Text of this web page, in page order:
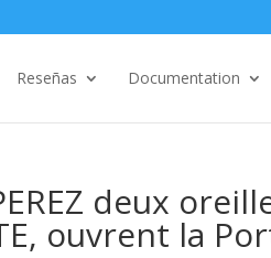
Reseñas Documentation
deux
ouvrent la